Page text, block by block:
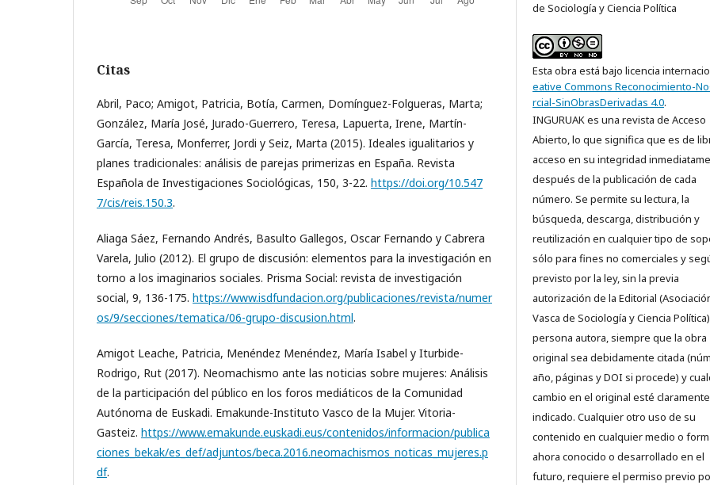
Citas
Abril, Paco; Amigot, Patricia, Botía, Carmen, Domínguez-Folgueras, Marta;
González, María José, Jurado-Guerrero, Teresa, Lapuerta, Irene, Martín-
García, Teresa, Monferrer, Jordi y Seiz, Marta (2015). Ideales igualitarios y
planes tradicionales: análisis de parejas primerizas en España. Revista
Española de Investigaciones Sociológicas, 150, 3-22. https://doi.org/10.547
7/cis/reis.150.3.
Aliaga Sáez, Fernando Andrés, Basulto Gallegos, Oscar Fernando y Cabrera
Varela, Julio (2012). El grupo de discusión: elementos para la investigación en
torno a los imaginarios sociales. Prisma Social: revista de investigación
social, 9, 136-175. https://www.isdfundacion.org/publicaciones/revista/numer
os/9/secciones/tematica/06-grupo-discusion.html.
Amigot Leache, Patricia, Menéndez Menéndez, María Isabel y Iturbide-
Rodrigo, Rut (2017). Neomachismo ante las noticias sobre mujeres: Análisis
de la participación del público en los foros mediáticos de la Comunidad
Autónoma de Euskadi. Emakunde-Instituto Vasco de la Mujer. Vitoria-
Gasteiz. https://www.emakunde.euskadi.eus/contenidos/informacion/publica
ciones_bekak/es_def/adjuntos/beca.2016.neomachismos_noticas_mujeres.p
df.
de Sociología y Ciencia Política
Esta obra está bajo licencia
eative Commons Reconocimiento-
rcial-SinObrasDerivadas 4.0.
INGURUAK es una revista de Acceso
Abierto, lo que significa que es de
acceso en su integridad
después de la publicación de cada
número. Se permite su lectura, la
búsqueda, descarga, distribución y
reutilización en cualquier tipo de
sólo para fines no comerciales y
previsto por la ley, sin la previa
autorización de la Editorial
Vasca de Sociología y Ciencia
persona autora, siempre que la obra
original sea debidamente citada
año, páginas y DOI si procede) y
cambio en el original esté claramente
indicado. Cualquier otro uso de su
contenido en cualquier medio o
ahora conocido o desarrollado en el
futuro, requiere el permiso previo